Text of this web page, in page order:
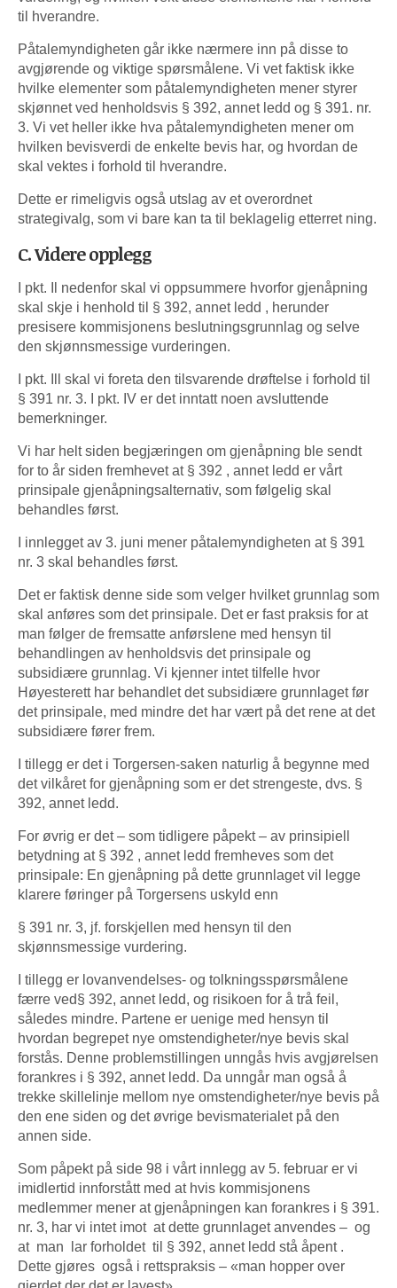
til hverandre.
Påtalemyndigheten går ikke nærmere inn på disse to
avgjørende og viktige spørsmålene. Vi vet faktisk ikke
hvilke elementer som påtalemyndigheten mener styrer
skjønnet ved henholdsvis § 392, annet ledd og § 391. nr.
3. Vi vet heller ikke hva påtalemyndigheten mener om
hvilken bevisverdi de enkelte bevis har, og hvordan de
skal vektes i forhold til hverandre.
Dette er rimeligvis også utslag av et overordnet
strategivalg, som vi bare kan ta til beklagelig etterret ning.
C. Videre opplegg
I pkt. Il nedenfor skal vi oppsummere hvorfor gjenåpning
skal skje i henhold til § 392, annet ledd , herunder
presisere kommisjonens beslutningsgrunnlag og selve
den skjønnsmessige vurderingen.
I pkt. Ill skal vi foreta den tilsvarende drøftelse i forhold til
§ 391 nr. 3. I pkt. IV er det inntatt noen avsluttende
bemerkninger.
Vi har helt siden begjæringen om gjenåpning ble sendt
for to år siden fremhevet at § 392 , annet ledd er vårt
prinsipale gjenåpningsalternativ, som følgelig skal
behandles først.
I innlegget av 3. juni mener påtalemyndigheten at § 391
nr. 3 skal behandles først.
Det er faktisk denne side som velger hvilket grunnlag som
skal anføres som det prinsipale. Det er fast praksis for at
man følger de fremsatte anførslene med hensyn til
behandlingen av henholdsvis det prinsipale og
subsidiære grunnlag. Vi kjenner intet tilfelle hvor
Høyesterett har behandlet det subsidiære grunnlaget før
det prinsipale, med mindre det har vært på det rene at det
subsidiære fører frem.
I tillegg er det i Torgersen-saken naturlig å begynne med
det vilkåret for gjenåpning som er det strengeste, dvs. §
392, annet ledd.
For øvrig er det – som tidligere påpekt – av prinsipiell
betydning at § 392 , annet ledd fremheves som det
prinsipale: En gjenåpning på dette grunnlaget vil legge
klarere føringer på Torgersens uskyld enn
§ 391 nr. 3, jf. forskjellen med hensyn til den
skjønnsmessige vurdering.
I tillegg er lovanvendelses- og tolkningsspørsmålene
færre ved§ 392, annet ledd, og risikoen for å trå feil,
således mindre. Partene er uenige med hensyn til
hvordan begrepet nye omstendigheter/nye bevis skal
forstås. Denne problemstillingen unngås hvis avgjørelsen
forankres i § 392, annet ledd. Da unngår man også å
trekke skillelinje mellom nye omstendigheter/nye bevis på
den ene siden og det øvrige bevismaterialet på den
annen side.
Som påpekt på side 98 i vårt innlegg av 5. februar er vi
imidlertid innforstått med at hvis kommisjonens
medlemmer mener at gjenåpningen kan forankres i § 391.
nr. 3, har vi intet imot at dette grunnlaget anvendes – og
at man lar forholdet til § 392, annet ledd stå åpent .
Dette gjøres også i rettspraksis – «man hopper over